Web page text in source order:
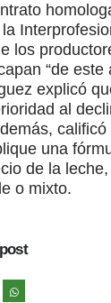
los
“de este
explicó
al
calificó
una
de la
o mixto.